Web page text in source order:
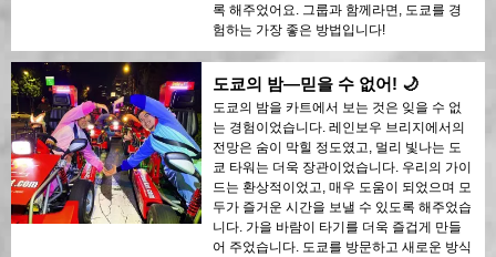
록 해주었어요. 그룹과 함께라면, 도쿄를 경
험하는 가장 좋은 방법입니다!
도쿄의 밤—믿을 수 없어! 🌙
도쿄의 밤을 카트에서 보는 것은 잊을 수 없
는 경험이었습니다. 레인보우 브리지에서의
전망은 숨이 막힐 정도였고, 멀리 빛나는 도
쿄 타워는 더욱 장관이었습니다. 우리의 가이
드는 환상적이었고, 매우 도움이 되었으며 모
두가 즐거운 시간을 보낼 수 있도록 해주었습
니다. 가을 바람이 타기를 더욱 즐겁게 만들
어 주었습니다. 도쿄를 방문하고 새로운 방식